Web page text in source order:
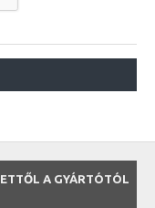
A GYÁRTÓTÓL